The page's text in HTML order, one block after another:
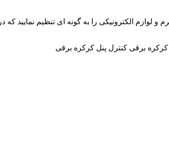
لوازم الکترونیکی را به گونه ای تنظیم نمایید که در
برقی کنترل پنل کرکره برقی